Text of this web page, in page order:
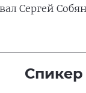
Сергей
Спикер